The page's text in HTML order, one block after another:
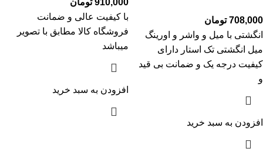
708,000 تومان
انگشتی با میل و واشر و اورینگ
میل انگشتی تک استار دارای
کیفیت درجه یک و ضمانت بی قید
و
افزودن به سبد خرید
با کیفیت عالی و ضمانت
فروشگاه کالا مطابق با تصویر
میباشد
افزودن به سبد خرید